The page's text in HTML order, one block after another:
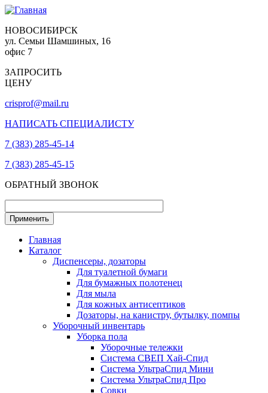
НОВОСИБИРСК
ул. Семьи Шамшиных, 16
офис 7
ЗАПРОСИТЬ
ЦЕНУ
crisprof@mail.ru
НАПИСАТЬ СПЕЦИАЛИСТУ
7 (383) 285-45-14
7 (383) 285-45-15
ОБРАТНЫЙ ЗВОНОК
Главная
Каталог
Диспенсеры, дозаторы
Для туалетной бумаги
Для бумажных полотенец
Для мыла
Для кожных антисептиков
Дозаторы, на канистру, бутылку, помпы
Уборочный инвентарь
Уборка пола
Уборочные тележки
Система СВЕП Хай-Спид
Система УльтраСпид Мини
Система УльтраСпид Про
Совки